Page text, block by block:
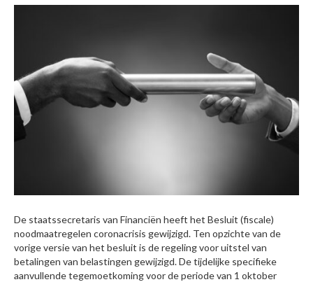
De staatssecretaris van Financiën heeft het Besluit (fiscale)
noodmaatregelen coronacrisis gewijzigd. Ten opzichte van de
vorige versie van het besluit is de regeling voor uitstel van
betalingen van belastingen gewijzigd. De tijdelijke specifieke
aanvullende tegemoetkoming voor de periode van 1 oktober